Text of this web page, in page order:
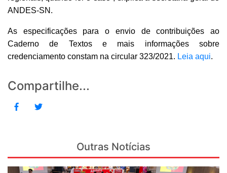
ANDES-SN.
As especificações para o envio de contribuições ao
Caderno de Textos e mais informações sobre
credenciamento constam na circular 323/2021. Leia aqui.
Compartilhe...
Outras Notícias